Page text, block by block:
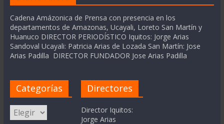
Cadena Amázonica de Prensa con presencia en los
departamentos de Amazonas, Ucayali, Loreto San Martín y
Huanuco DIRECTOR PERIODÍSTICO Iquitos: Jorge Arias
Sandoval Ucayali: Patricia Arias de Lozada San Martín: Jose
Arias Padilla DIRECTOR FUNDADOR Jose Arias Padilla
Categorías
Categorías
Directores
Director Iquitos:
Jorge Arias